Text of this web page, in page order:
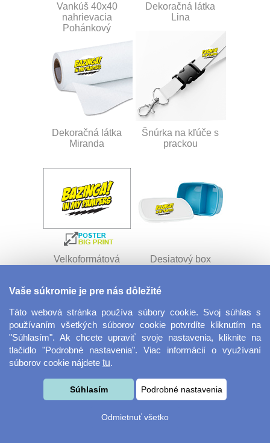
Vankúš 40x40
nahrievacia
Pohánkový
Dekoračná látka
Lina
Dekoračná látka
Miranda
Šnúrka na kľúče s
prackou
Velkoformátová
Desiatový box
Kovový dávkovač na
Obrus ​​125 x 75 cm
Vaše súkromie je pre nás dôležité
Táto webová stránka používa súbory cookie. Svoj súhlas s
používaním všetkých súborov cookie potvrdíte kliknutím na
"Súhlasím". Ak chcete upraviť svoje nastavenia, kliknite na
tlačidlo "Podrobné nastavenia". Viac informácií o využívaní
súborov cookie nájdete tu.
Súhlasím Podrobné nastavenia
Odmietnuť všetko